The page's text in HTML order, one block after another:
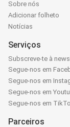
Sobre nós
Adicionar folheto
Notícias
Serviços
Subscreve-te à
Segue-nos em
Segue-nos em
Segue-nos em
Segue-nos em
Parceiros